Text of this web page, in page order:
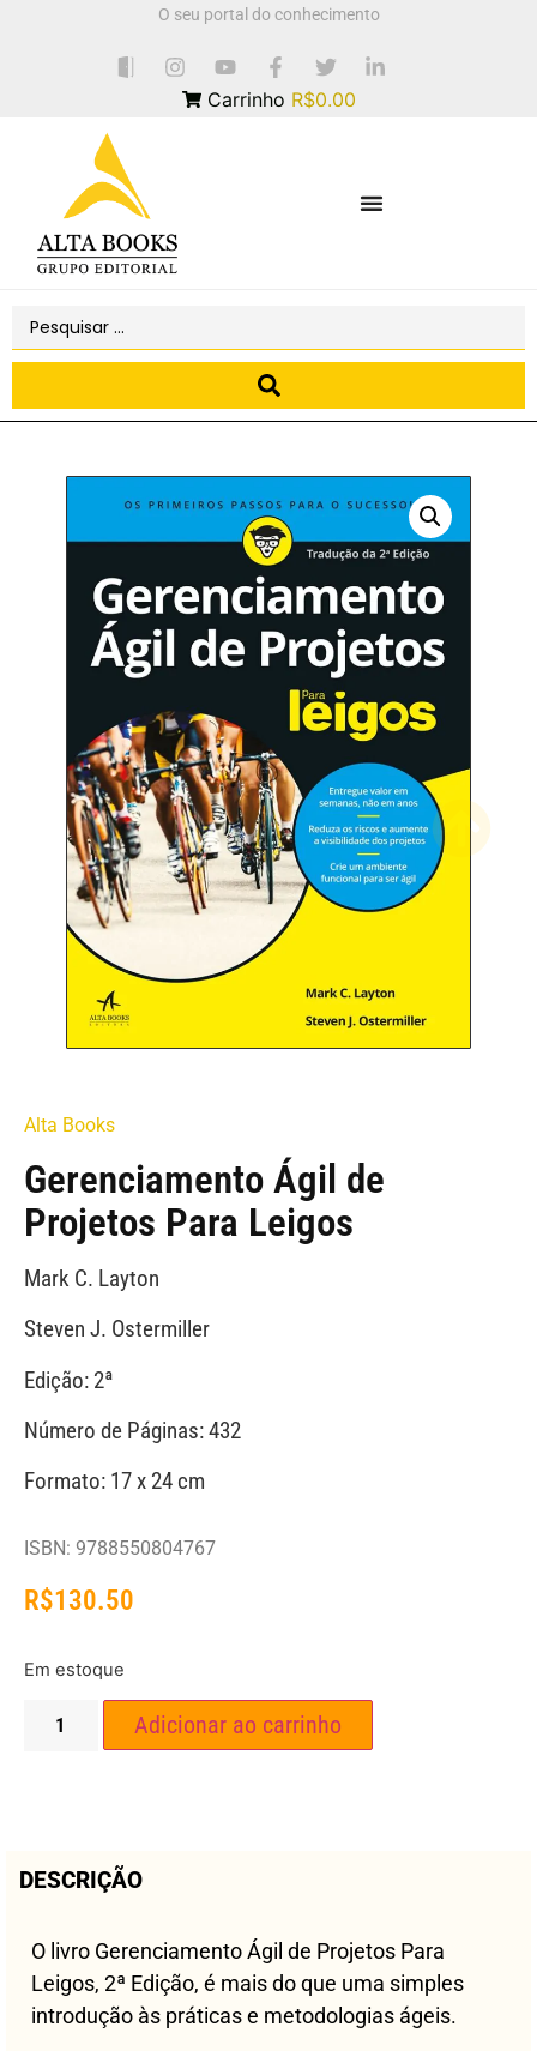
O seu portal do conhecimento
Carrinho R$0.00
Alta Books
Gerenciamento Ágil de
Projetos Para Leigos
Mark C. Layton
Steven J. Ostermiller
Edição: 2ª
Número de Páginas: 432
Formato: 17 x 24 cm
ISBN: 9788550804767
R$130.50
Em estoque
Adicionar ao carrinho
DESCRIÇÃO
O livro Gerenciamento Ágil de Projetos Para
Leigos, 2ª Edição, é mais do que uma simples
introdução às práticas e metodologias ágeis.